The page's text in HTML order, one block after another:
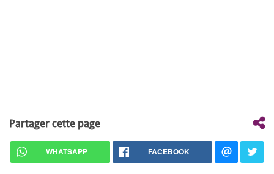
Partager cette page
WHATSAPP FACEBOOK